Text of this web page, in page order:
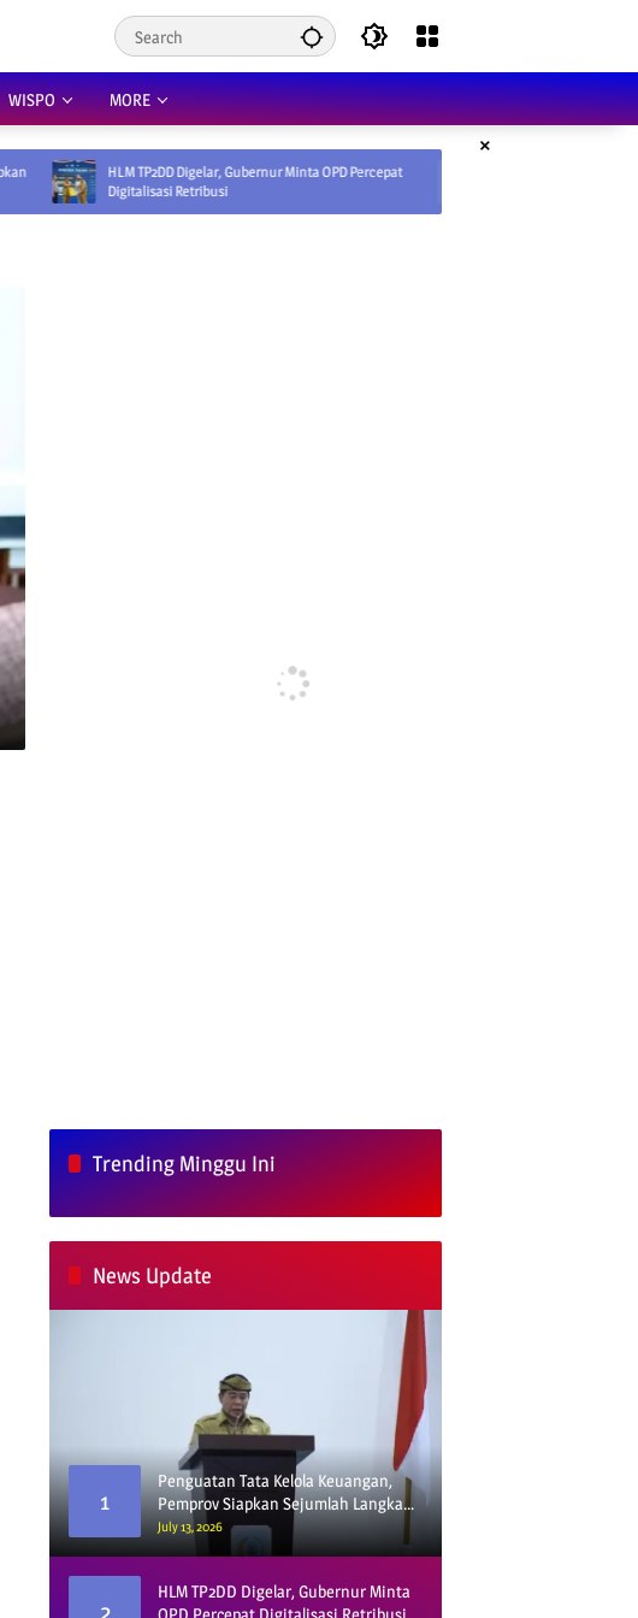
WISPO MORE
×
HLM TP2DD Digelar, Gubernur Minta OPD Percepat
Digitalisasi Retribusi
87 ASN Ikuti MTQ Korpri Kaltara 2026,
Trending Minggu Ini
News Update
1
Penguatan Tata Kelola Keuangan,
Pemprov Siapkan Sejumlah Langkah
Strategis
July 13, 2026
2
HLM TP2DD Digelar, Gubernur Minta
OPD Percepat Digitalisasi Retribusi